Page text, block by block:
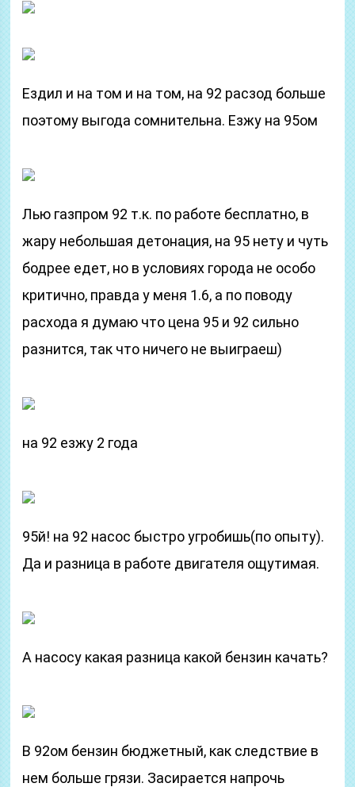
Ездил и на том и на том, на 92 расзод больше
поэтому выгода сомнительна. Езжу на 95ом
Лью газпром 92 т.к. по работе бесплатно, в
жару небольшая детонация, на 95 нету и чуть
бодрее едет, но в условиях города не особо
критично, правда у меня 1.6, а по поводу
расхода я думаю что цена 95 и 92 сильно
разнится, так что ничего не выиграеш)
на 92 езжу 2 года
95й! на 92 насос быстро угробишь(по опыту).
Да и разница в работе двигателя ощутимая.
А насосу какая разница какой бензин качать?
В 92ом бензин бюджетный, как следствие в
нем больше грязи. Засирается напрочь